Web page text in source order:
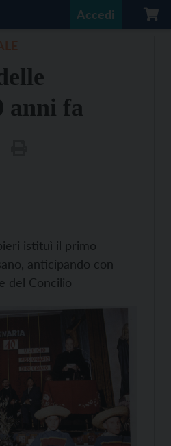
Accedi
anni fa
istituì il primo
anticipando con
del Concilio